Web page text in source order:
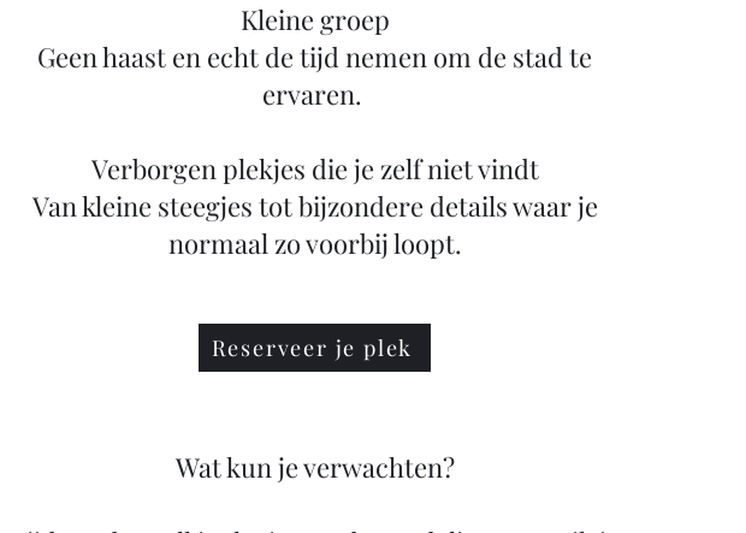
Kleine groep
Geen haast en echt de tijd nemen om de stad te
ervaren.
Verborgen plekjes die je zelf niet vindt
Van kleine steegjes tot bijzondere details waar je
normaal zo voorbij loopt.
Wat kun je verwachten?
Reserveer je plek